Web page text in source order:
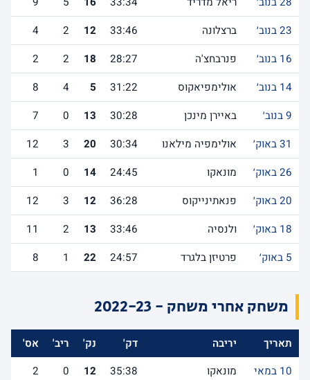
23 בנוב׳
ברצלונה 33:46
12
2
4
16 בנוב׳
פנרבחצ'ה 28:27
18
2
2
14 בנוב׳
אולימפיאקוס 31:22
5
4
8
9 בנוב׳
באיירן מינכן 30:28
13
0
7
31 באוק׳
אולימפיה מילאנו 30:34
20
3
12
26 באוק׳
מונאקו 24:45
14
0
1
20 באוק׳
פנאתינייקוס 36:28
12
3
12
18 באוק׳
ולנסיה 33:46
13
2
11
5 באוק׳
פרטיזן בלגרד 24:57
22
1
8
משחק אחרי משחק - 2022-23
תאריך יריבה דק' נק' ריב' אס'
10 במאי
מונאקו 35:38
12
0
2